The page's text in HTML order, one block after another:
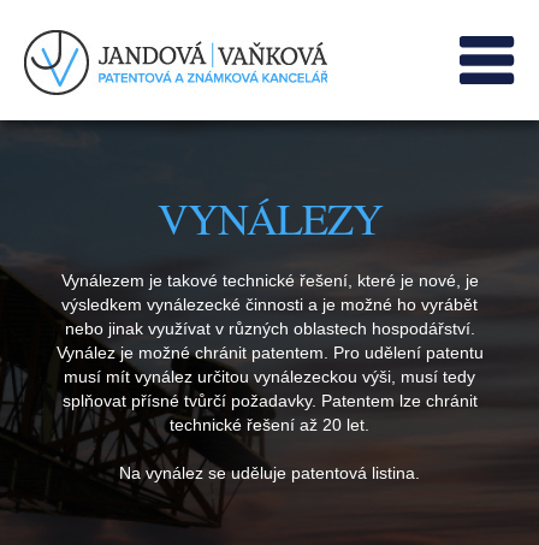
Ochranné známky
Vynálezy
Užitné vzory
INFORMACE
Rešerše
Nekalá soutěž
VYNÁLEZY
Vynálezem je takové technické řešení, které je nové, je
výsledkem vynálezecké činnosti a je možné ho vyrábět
nebo jinak využívat v různých oblastech hospodářství.
Vynález je možné chránit patentem. Pro udělení patentu
musí mít vynález určitou vynálezeckou výši, musí tedy
splňovat přísné tvůrčí požadavky. Patentem lze chránit
technické řešení až 20 let.
Na vynález se uděluje patentová listina